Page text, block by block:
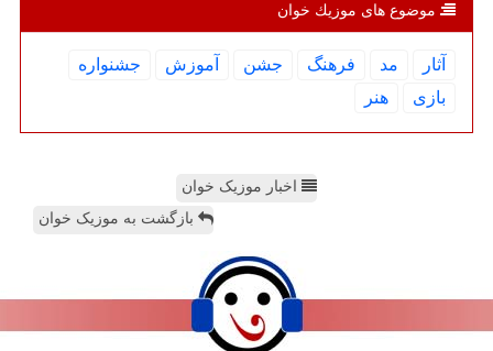
موضوع های موزیك خوان
آثار مد فرهنگ جشن آموزش
جشنواره
بازی
هنر
اخبار موزیک خوان
بازگشت به موزیک خوان